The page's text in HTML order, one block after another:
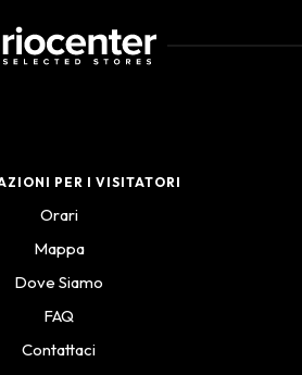
PER I VISITATORI
Orari
Mappa
Dove Siamo
FAQ
Contattaci